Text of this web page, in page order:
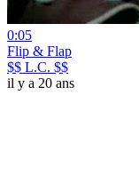
0:05
Flip & Flap
$$ L.C. $$
il y a 20 ans